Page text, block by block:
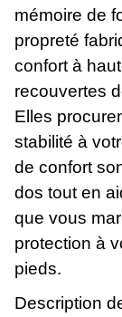
mémoire de
propreté
confort à
recouvertes
Elles
stabilité à
de confort
dos tout en
que vous
protection à
pieds.
Description